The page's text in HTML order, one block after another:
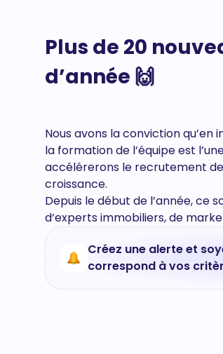
Plus de 20
d’année 🙌
Nous avons la conviction
la formation de l’équipe est
accélérerons le recrutement
croissance.
Depuis le début de l’année, ce
d’experts immobiliers, de
Créez une alerte et
correspond à vos